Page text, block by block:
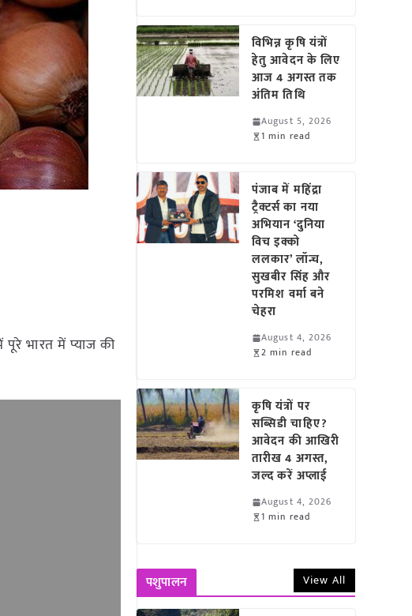
पूरे भारत में प्याज की
विभिन्न कृषि यंत्रों
हेतु आवेदन के लिए
आज 4 अगस्त तक
अंतिम तिथि
August 5, 2026
1 min read
पंजाब में महिंद्रा
ट्रैक्टर्स का नया
अभियान ‘दुनिया
विच इक्को
ललकार’ लॉन्च,
सुखबीर सिंह और
परमिश वर्मा बने
चेहरा
August 4, 2026
2 min read
कृषि यंत्रों पर
सब्सिडी चाहिए?
आवेदन की आखिरी
तारीख 4 अगस्त,
जल्द करें अप्लाई
August 4, 2026
1 min read
पशुपालन View All